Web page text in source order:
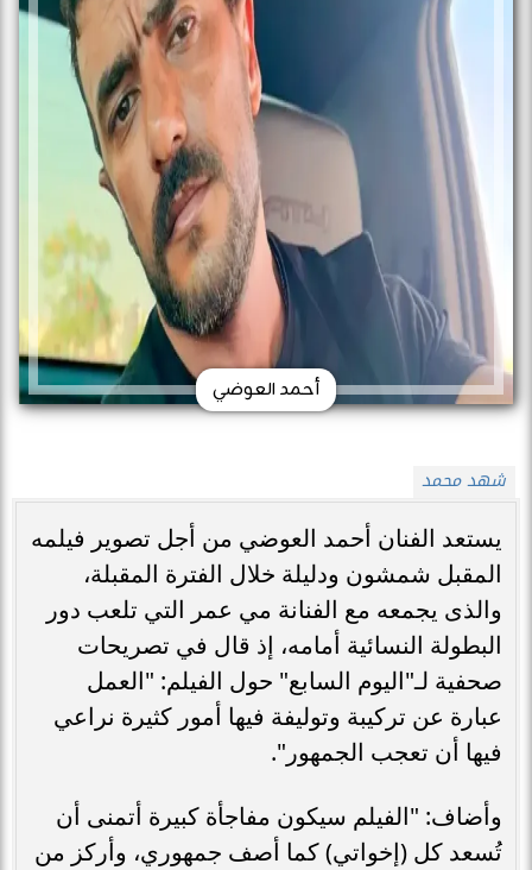
أحمد العوضي
شهد محمد
يستعد الفنان أحمد العوضي من أجل تصوير فيلمه
المقبل شمشون ودليلة خلال الفترة المقبلة،
والذى يجمعه مع الفنانة مي عمر التي تلعب دور
البطولة النسائية أمامه، إذ قال في تصريحات
صحفية لـ"اليوم السابع" حول الفيلم: "العمل
عبارة عن تركيبة وتوليفة فيها أمور كثيرة نراعي
فيها أن تعجب الجمهور".
وأضاف: "الفيلم سيكون مفاجأة كبيرة أتمنى أن
تُسعد كل (إخواتي) كما أصف جمهوري، وأركز من